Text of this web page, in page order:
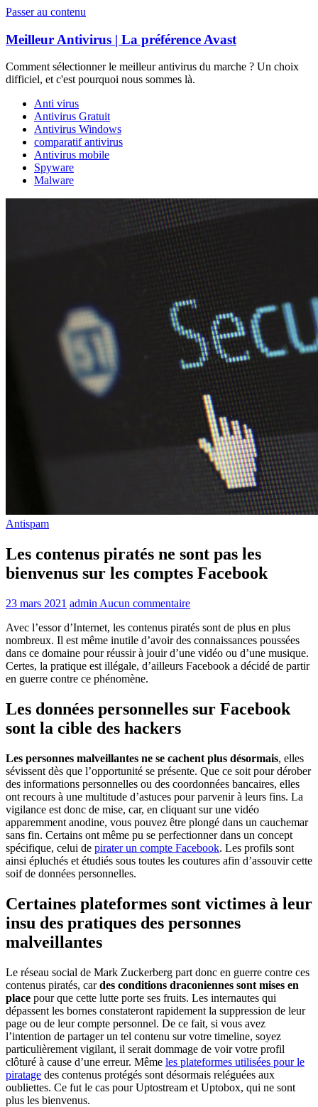
Passer au contenu
Meilleur Antivirus | La préférence Avast
Comment sélectionner le meilleur antivirus du marche ? Un choix
difficiel, et c'est pourquoi nous sommes là.
Anti virus
Antivirus Gratuit
Antivirus Windows
comparatif antivirus
Antivirus mobile
Spyware
Malware
Antispam
Les contenus piratés ne sont pas les
bienvenus sur les comptes Facebook
23 mars 2021 admin Aucun commentaire
Avec l’essor d’Internet, les contenus piratés sont de plus en plus
nombreux. Il est même inutile d’avoir des connaissances poussées
dans ce domaine pour réussir à jouir d’une vidéo ou d’une musique.
Certes, la pratique est illégale, d’ailleurs Facebook a décidé de partir
en guerre contre ce phénomène.
Les données personnelles sur Facebook
sont la cible des hackers
Les personnes malveillantes ne se cachent plus désormais, elles
sévissent dès que l’opportunité se présente. Que ce soit pour dérober
des informations personnelles ou des coordonnées bancaires, elles
ont recours à une multitude d’astuces pour parvenir à leurs fins. La
vigilance est donc de mise, car, en cliquant sur une vidéo
apparemment anodine, vous pouvez être plongé dans un cauchemar
sans fin. Certains ont même pu se perfectionner dans un concept
spécifique, celui de pirater un compte Facebook. Les profils sont
ainsi épluchés et étudiés sous toutes les coutures afin d’assouvir cette
soif de données personnelles.
Certaines plateformes sont victimes à leur
insu des pratiques des personnes
malveillantes
Le réseau social de Mark Zuckerberg part donc en guerre contre ces
contenus piratés, cardes conditions draconiennes sont mises en
place pour que cette lutte porte ses fruits. Les internautes qui
dépassent les bornes constateront rapidement la suppression de leur
page ou de leur compte personnel. De ce fait, si vous avez
l’intention de partager un tel contenu sur votre timeline, soyez
particulièrement vigilant, il serait dommage de voir votre profil
clôturé à cause d’une erreur. Même les plateformes utilisées pour le
piratage des contenus protégés sont désormais reléguées aux
oubliettes. Ce fut le cas pour Uptostream et Uptobox, qui ne sont
plus les bienvenus.